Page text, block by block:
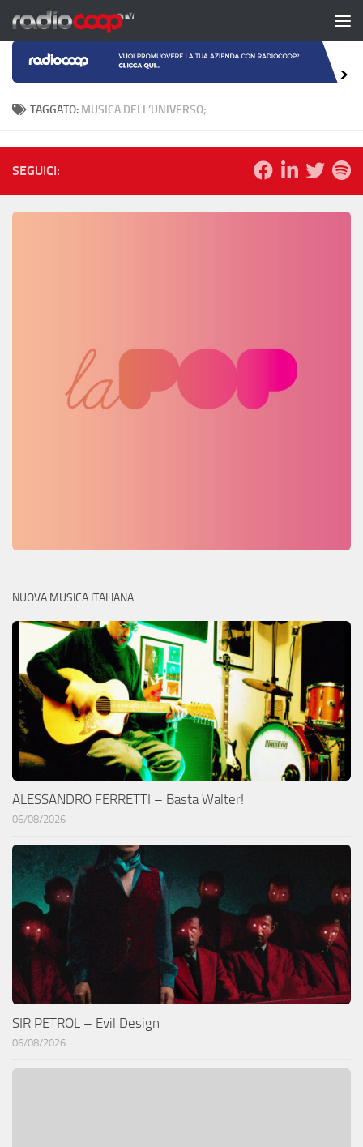
Salta al contenuto
TAGGATO: MUSICA DELL’UNIVERSO;
SEGUICI:
NUOVA MUSICA ITALIANA
ALESSANDRO FERRETTI – Basta Walter!
06/08/2026
SIR PETROL – Evil Design
06/08/2026